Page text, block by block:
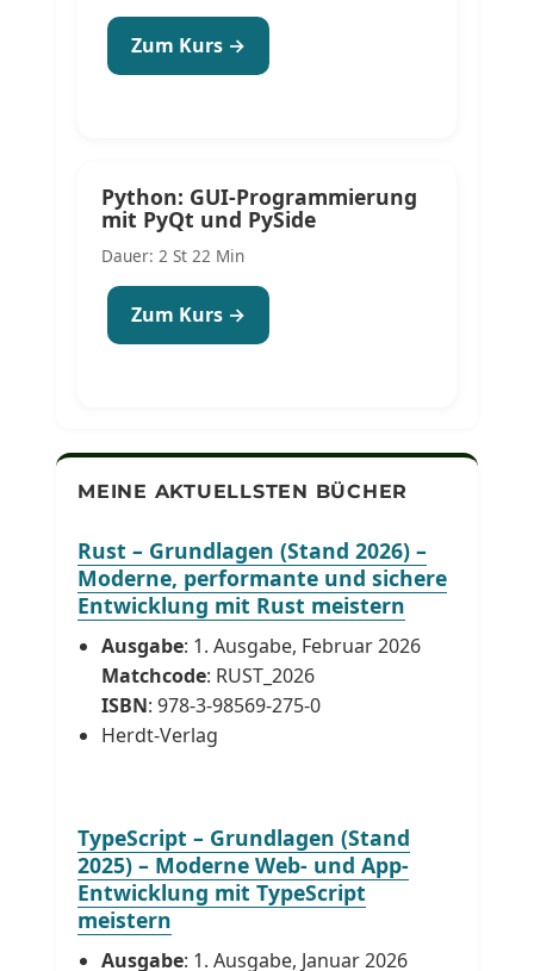
Zum Kurs →
Python: GUI-Programmierung
mit PyQt und PySide
Dauer: 2 St 22 Min
Zum Kurs →
MEINE AKTUELLSTEN BÜCHER
Rust – Grundlagen (Stand 2026) –
Moderne, performante und sichere
Entwicklung mit Rust meistern
Ausgabe: 1. Ausgabe, Februar 2026
Matchcode: RUST_2026
ISBN: 978-3-98569-275-0
Herdt-Verlag
TypeScript – Grundlagen (Stand
2025) – Moderne Web- und App-
Entwicklung mit TypeScript
meistern
Ausgabe: 1. Ausgabe, Januar 2026